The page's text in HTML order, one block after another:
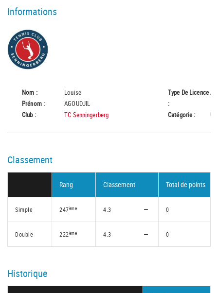
Informations
Nom :
Louise
Prénom :
AGOUDJIL
Club :
TC Senningerberg
Type De Licence
:
A
Catégorie :
Classement
Rang Classement Total de points
Simple 247ème 4.3 0
Double 222ème 4.3 0
Historique